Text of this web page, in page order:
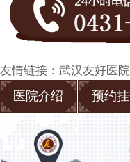
友情链接： 武汉友好医
医院介绍 预约